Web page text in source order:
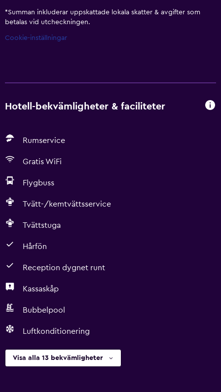
*Summan inkluderar uppskattade lokala skatter & avgifter som
betalas vid utcheckningen.
Cookie-inställningar
Hotell-bekvämligheter & faciliteter
Rumservice
Gratis WiFi
Flygbuss
Tvätt-/kemtvättsservice
Tvättstuga
Hårfön
Reception dygnet runt
Kassaskåp
Bubbelpool
Luftkonditionering
Visa alla 13 bekvämligheter